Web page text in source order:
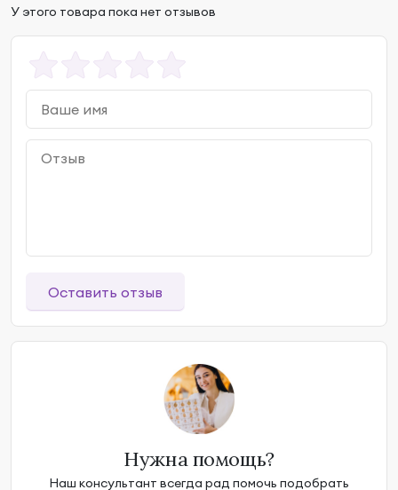
У этого товара пока нет отзывов
Оставить отзыв
Нужна помощь?
Наш консультант всегда рад помочь подобрать